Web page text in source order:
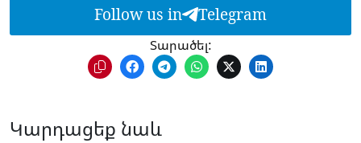
Follow us in Telegram
Տարածել:
Կարդացեք նաև